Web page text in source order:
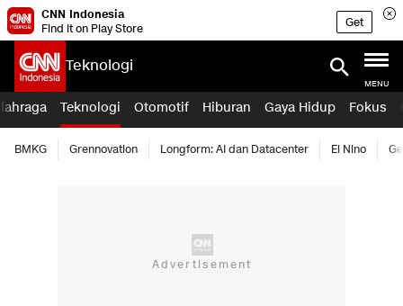
CNN Indonesia
Find it on Play Store
Get
Teknologi
MENU
Teknologi Otomotif Hiburan Gaya Hidup Fokus
BMKG Grennovation Longform: AI dan Datacenter El Nino